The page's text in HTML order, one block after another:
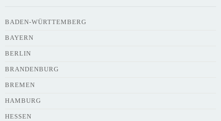
BADEN-WÜRTTEMBERG
BAYERN
BERLIN
BRANDENBURG
BREMEN
HAMBURG
HESSEN